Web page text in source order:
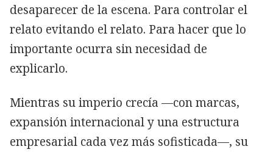
desaparecer de la escena. Para controlar el
relato evitando el relato. Para hacer que lo
importante ocurra sin necesidad de
explicarlo.
Mientras su imperio crecía —con marcas,
expansión internacional y una estructura
empresarial cada vez más sofisticada—, su